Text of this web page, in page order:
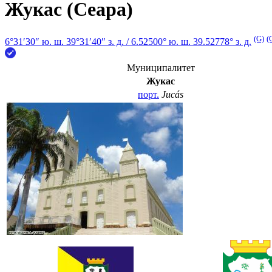
Жукас (Сеара)
6°31′30″ ю. ш. 39°31′40″ з. д. /6.52500° ю. ш. 39.52778° з. д. (G)
Муниципалитет
Жукас
порт. Jucás